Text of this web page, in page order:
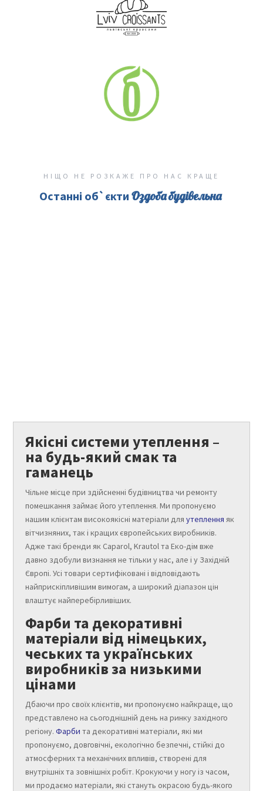
НІЩО НЕ РОЗКАЖЕ ПРО НАС КРАЩЕ
Останні об`єкти Оздоба будівельна
Якісні системи утеплення –
на будь-який смак та
гаманець
Чільне місце при здійсненні будівництва чи ремонту
помешкання займає його утеплення. Ми пропонуємо
нашим клієнтам високоякісні матеріали для утеплення як
вітчизняних, так і кращих європейських виробників.
Адже такі бренди як Caparol, Krautol та Еко-дім вже
давно здобули визнання не тільки у нас, але і у Західній
Європі. Усі товари сертифіковані і відповідають
найприскіпливішим вимогам, а широкий діапазон цін
влаштує найперебірливіших.
Фарби та декоративні
матеріали від німецьких,
чеських та українських
виробників за низькими
цінами
Дбаючи про своїх клієнтів, ми пропонуємо найкраще, що
представлено на сьогоднішній день на ринку західного
регіону. Фарби та декоративні матеріали, які ми
пропонуємо, довговічні, екологічно безпечні, стійкі до
атмосферних та механічних впливів, створені для
внутрішніх та зовнішніх робіт. Крокуючи у ногу із часом,
ми продаємо матеріали, які стануть окрасою будь-якого